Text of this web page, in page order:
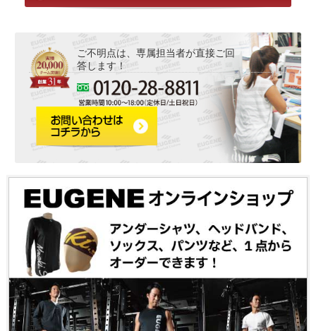
ご不明点は、専属担当者が直接ご回
答します！